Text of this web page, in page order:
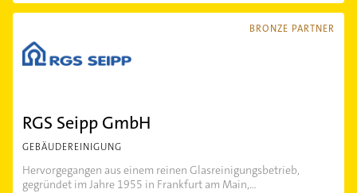
BRONZE PARTNER
RGS Seipp GmbH
GEBÄUDEREINIGUNG
Hervorgegangen aus einem reinen Glasreinigungsbetrieb,
gegründet im Jahre 1955 in Frankfurt am Main,...